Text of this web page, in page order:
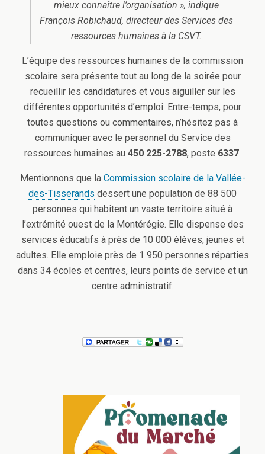
mieux connaître l’organisation », indique
François Robichaud, directeur des Services des
ressources humaines à la CSVT.
L’équipe des ressources humaines de la commission
scolaire sera présente tout au long de la soirée pour
recueillir les candidatures et vous aiguiller sur les
différentes opportunités d’emploi. Entre-temps, pour
toutes questions ou commentaires, n’hésitez pas à
communiquer avec le personnel du Service des
ressources humaines au 450 225-2788, poste 6337.
Mentionnons que la Commission scolaire de la Vallée-
des-Tisserands dessert une population de 88 500
personnes qui habitent un vaste territoire situé à
l’extrémité ouest de la Montérégie. Elle dispense des
services éducatifs à près de 10 000 élèves, jeunes et
adultes. Elle emploie près de 1 950 personnes réparties
dans 34 écoles et centres, leurs points de service et un
centre administratif.